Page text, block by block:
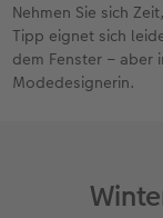
Nehmen Sie sich
Tipp eignet sich
dem Fenster – aber
Modedesignerin.